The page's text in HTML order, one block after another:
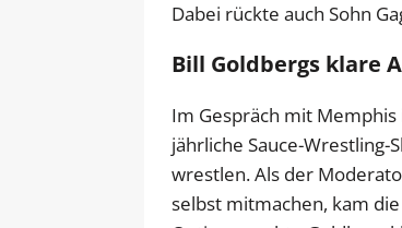
Dabei rückte auch Sohn
Bill Goldbergs klare
Im Gespräch mit
jährliche Sauce-Wrestling-
wrestlen. Als der
selbst mitmachen, kam